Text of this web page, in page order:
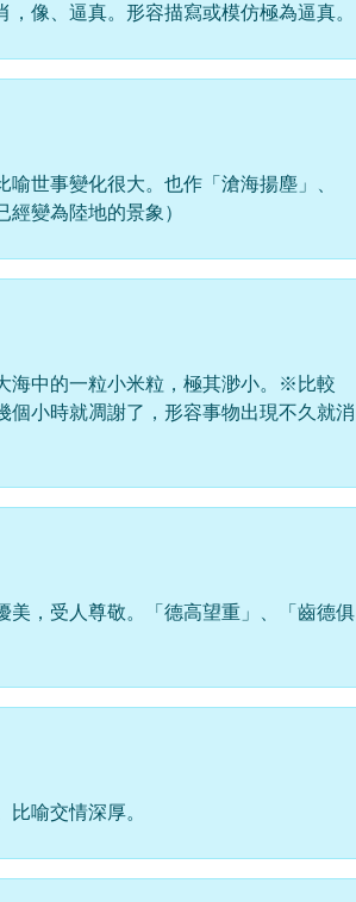
像、逼真。形容描寫或模仿極為逼真。
世事變化很大。也作「滄海揚塵」、
經變為陸地的景象）
海中的一粒小米粒，極其渺小。※比較
個小時就凋謝了，形容事物出現不久就消
美，受人尊敬。「德高望重」、「齒德俱
喻交情深厚。